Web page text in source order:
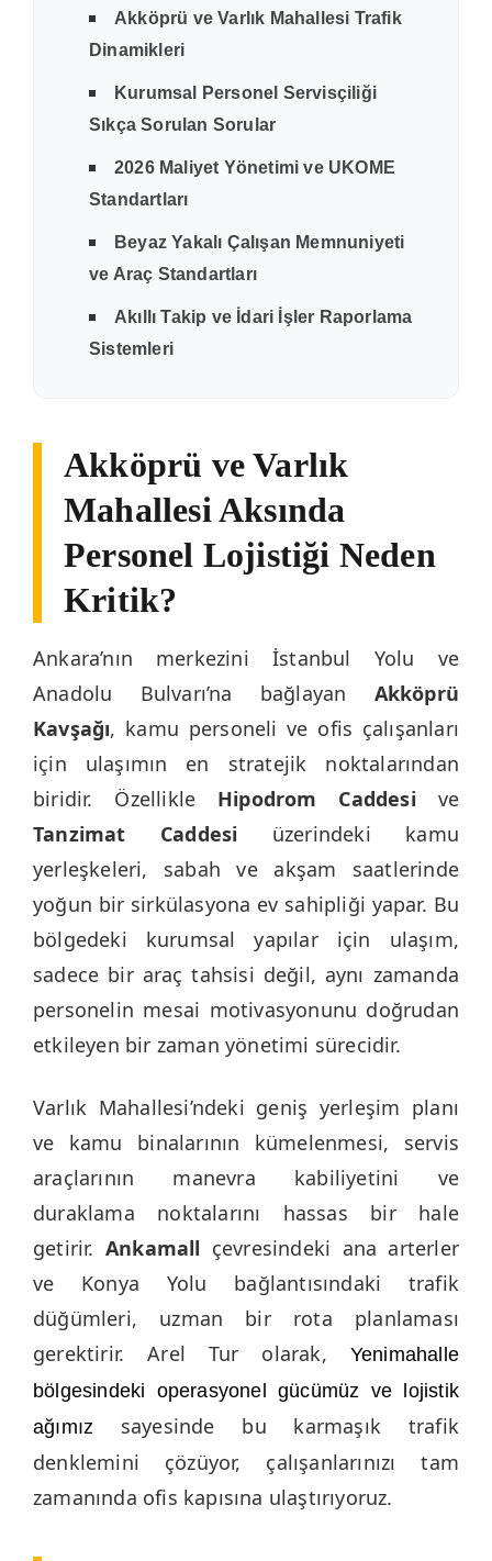
Akköprü ve Varlık Mahallesi Trafik
Dinamikleri
Kurumsal Personel Servisçiliği
Sıkça Sorulan Sorular
2026 Maliyet Yönetimi ve UKOME
Standartları
Beyaz Yakalı Çalışan Memnuniyeti
ve Araç Standartları
Akıllı Takip ve İdari İşler Raporlama
Sistemleri
Akköprü ve Varlık
Mahallesi Aksında
Personel Lojistiği Neden
Kritik?
Ankara’nın merkezini İstanbul Yolu ve
Anadolu Bulvarı’na bağlayan Akköprü
Kavşağı, kamu personeli ve ofis çalışanları
için ulaşımın en stratejik noktalarından
biridir. Özellikle Hipodrom Caddesi ve
Tanzimat Caddesi üzerindeki kamu
yerleşkeleri, sabah ve akşam saatlerinde
yoğun bir sirkülasyona ev sahipliği yapar. Bu
bölgedeki kurumsal yapılar için ulaşım,
sadece bir araç tahsisi değil, aynı zamanda
personelin mesai motivasyonunu doğrudan
etkileyen bir zaman yönetimi sürecidir.
Varlık Mahallesi’ndeki geniş yerleşim planı
ve kamu binalarının kümelenmesi, servis
araçlarının manevra kabiliyetini ve
duraklama noktalarını hassas bir hale
getirir. Ankamall çevresindeki ana arterler
ve Konya Yolu bağlantısındaki trafik
düğümleri, uzman bir rota planlaması
gerektirir. Arel Tur olarak,
Yenimahalle
bölgesindeki operasyonel gücümüz ve lojistik
ağımız
sayesinde bu karmaşık trafik
denklemini çözüyor, çalışanlarınızı tam
zamanında ofis kapısına ulaştırıyoruz.